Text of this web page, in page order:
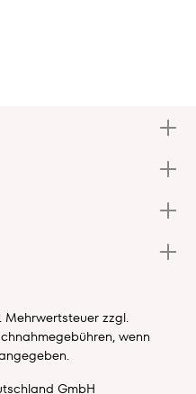
Mehrwertsteuer zzgl.
wenn
GmbH